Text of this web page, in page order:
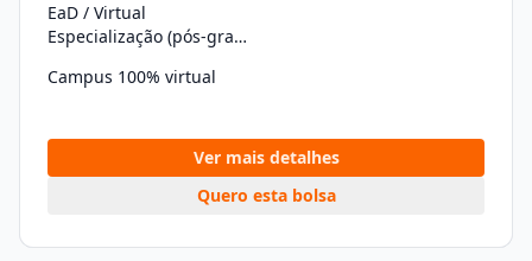
EaD / Virtual
Especialização (pós-graduação)
Campus 100% virtual
Ver mais detalhes
Quero esta bolsa